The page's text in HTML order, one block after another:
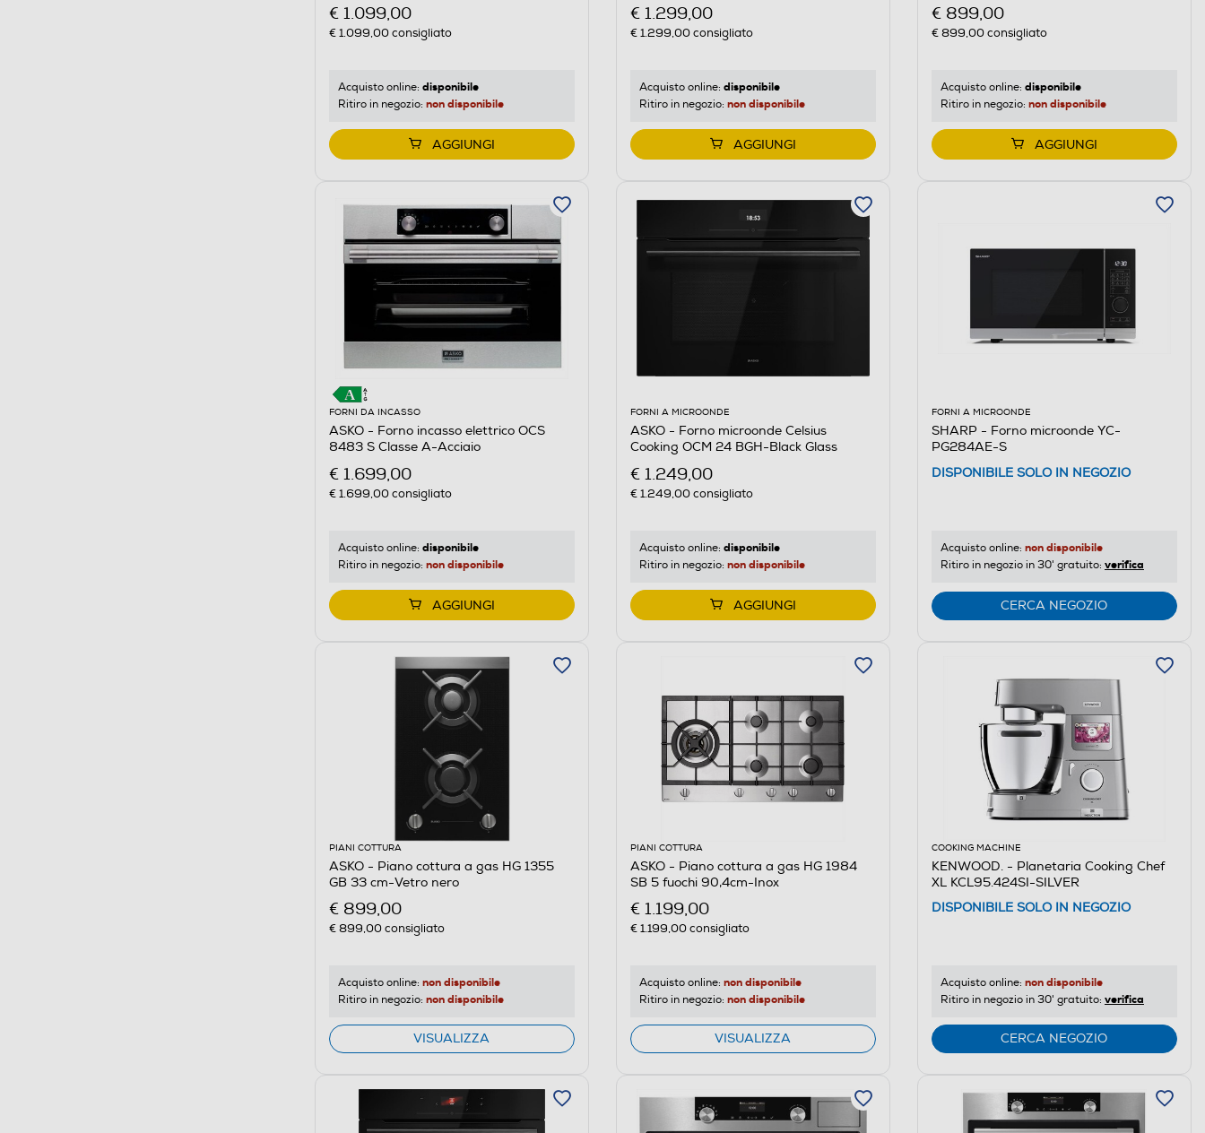
€ 1.099,00
€ 1.099,00consigliato
Acquisto online: disponibile
Ritiro in negozio: non disponibile
AGGIUNGI
€ 1.299,00
€ 1.299,00consigliato
Acquisto online: disponibile
Ritiro in negozio: non disponibile
AGGIUNGI
€ 899,00
€ 899,00consigliato
Acquisto online: disponibile
Ritiro in negozio: non disponibile
AGGIUNGI
FORNI DA INCASSO
ASKO - Forno incasso elettrico OCS
8483 S Classe A-Acciaio
€ 1.699,00
€ 1.699,00consigliato
Acquisto online: disponibile
Ritiro in negozio: non disponibile
AGGIUNGI
FORNI A MICROONDE
ASKO - Forno microonde Celsius
Cooking OCM 24 BGH-Black Glass
€ 1.249,00
€ 1.249,00consigliato
Acquisto online: disponibile
Ritiro in negozio: non disponibile
AGGIUNGI
FORNI A MICROONDE
SHARP - Forno microonde YC-
PG284AE-S
DISPONIBILE SOLO IN NEGOZIO
Acquisto online: non disponibile
Ritiro in negozio in 30' gratuito: verifica
CERCA NEGOZIO
PIANI COTTURA
ASKO - Piano cottura a gas HG 1355
GB 33 cm-Vetro nero
€ 899,00
€ 899,00consigliato
Acquisto online: non disponibile
Ritiro in negozio: non disponibile
VISUALIZZA
PIANI COTTURA
ASKO - Piano cottura a gas HG 1984
SB 5 fuochi 90,4cm-Inox
€ 1.199,00
€ 1.199,00consigliato
Acquisto online: non disponibile
Ritiro in negozio: non disponibile
VISUALIZZA
COOKING MACHINE
KENWOOD. - Planetaria Cooking Chef
XL KCL95.424SI-SILVER
DISPONIBILE SOLO IN NEGOZIO
Acquisto online: non disponibile
Ritiro in negozio in 30' gratuito: verifica
CERCA NEGOZIO